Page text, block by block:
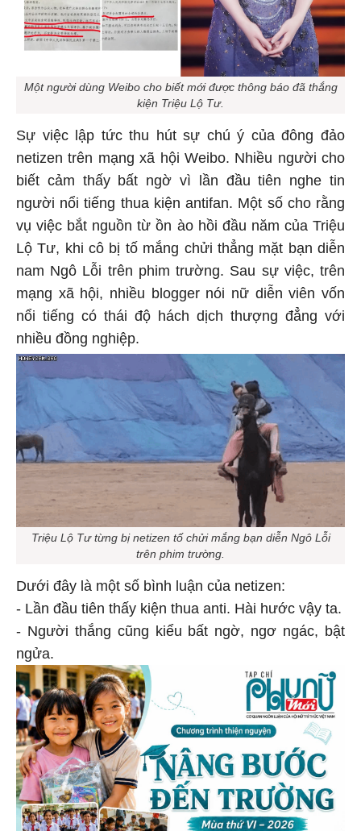
Một người dùng Weibo cho biết mới được thông báo đã thắng
kiện Triệu Lộ Tư.
Sự việc lập tức thu hút sự chú ý của đông đảo
netizen trên mạng xã hội Weibo. Nhiều người cho
biết cảm thấy bất ngờ vì lần đầu tiên nghe tin
người nổi tiếng thua kiện antifan. Một số cho rằng
vụ việc bắt nguồn từ ồn ào hồi đầu năm của Triệu
Lộ Tư, khi cô bị tố mắng chửi thẳng mặt bạn diễn
nam Ngô Lỗi trên phim trường. Sau sự việc, trên
mạng xã hội, nhiều blogger nói nữ diễn viên vốn
nổi tiếng có thái độ hách dịch thượng đẳng với
nhiều đồng nghiệp.
Triệu Lộ Tư từng bị netizen tố chửi mắng bạn diễn Ngô Lỗi
trên phim trường.
Dưới đây là một số bình luận của netizen:
- Lần đầu tiên thấy kiện thua anti. Hài hước vậy ta.
- Người thắng cũng kiểu bất ngờ, ngơ ngác, bật
ngửa.